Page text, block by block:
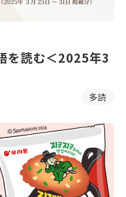
を読む＜2025年3
多読